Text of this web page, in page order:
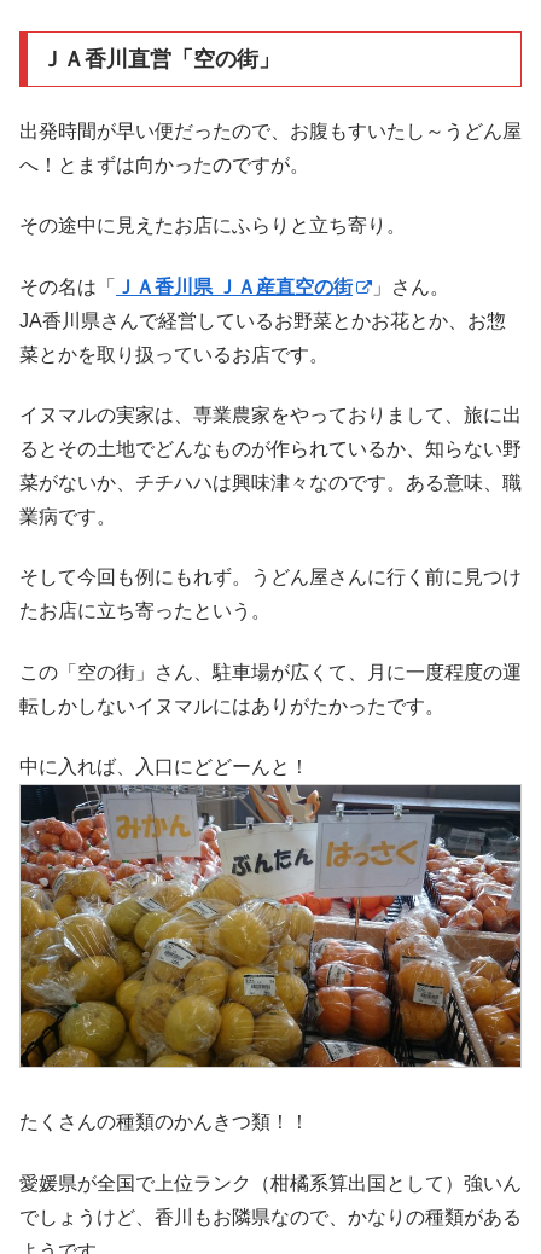
ＪＡ香川直営「空の街」
出発時間が早い便だったので、お腹もすいたし～うどん屋
へ！とまずは向かったのですが。
その途中に見えたお店にふらりと立ち寄り。
その名は「 ＪＡ香川県 ＪＡ産直空の街
」さん。
JA香川県さんで経営しているお野菜とかお花とか、お惣
菜とかを取り扱っているお店です。
イヌマルの実家は、専業農家をやっておりまして、旅に出
るとその土地でどんなものが作られているか、知らない野
菜がないか、チチハハは興味津々なのです。ある意味、職
業病です。
そして今回も例にもれず。うどん屋さんに行く前に見つけ
たお店に立ち寄ったという。
この「空の街」さん、駐車場が広くて、月に一度程度の運
転しかしないイヌマルにはありがたかったです。
中に入れば、入口にどどーんと！
たくさんの種類のかんきつ類！！
愛媛県が全国で上位ランク（柑橘系算出国として）強いん
でしょうけど、香川もお隣県なので、かなりの種類がある